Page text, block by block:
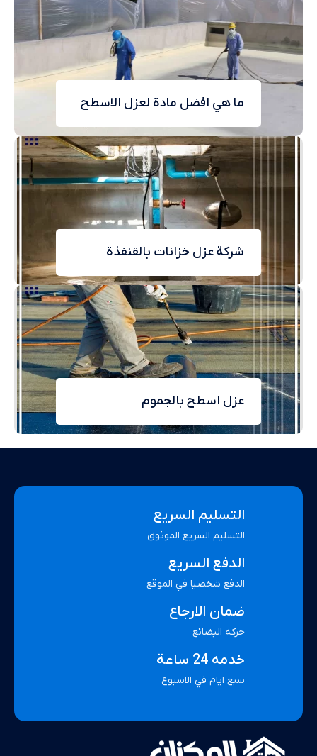
ما هي افضل مادة لعزل الاسطح
شركة عزل خزانات بالقنفذة
عزل اسطح بالجموم
التسليم السريع
التسليم السريع الموثوق
الدفع السريع
الدفع شخصيا في الموقع
ضمان الارجاع
حركه البضائع
خدمه 24 ساعة
سبع ايام في الاسبوع